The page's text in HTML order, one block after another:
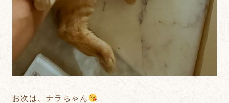
お次は、ナラちゃん